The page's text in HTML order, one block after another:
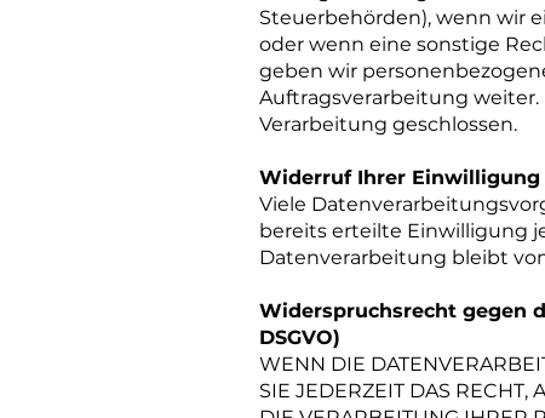
Steuerbehörden), wenn wir
oder wenn eine sonstige
geben wir
Auftragsverarbeitung
Verarbeitung geschlossen.
Widerruf Ihrer
Viele
bereits erteilte Einwilligung
Datenverarbeitung bleibt
Widerspruchsrecht gegen
DSGVO)
WENN DIE
SIE JEDERZEIT DAS RECHT,